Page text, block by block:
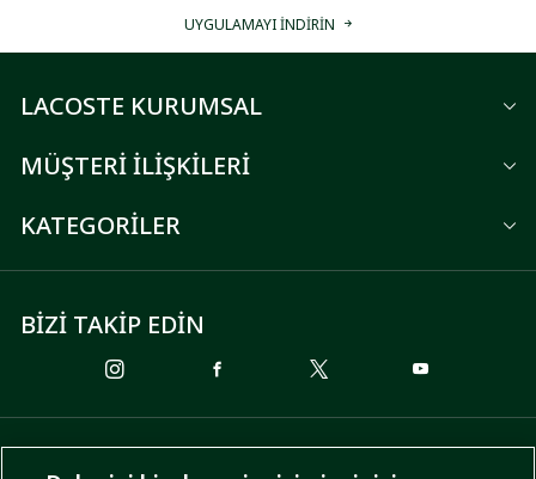
UYGULAMAYI İNDİRİN
LACOSTE KURUMSAL
MÜŞTERİ İLİŞKİLERİ
KATEGORİLER
BİZİ TAKİP EDİN